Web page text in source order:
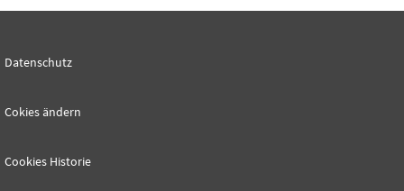
Datenschutz
Cokies ändern
Cookies Historie